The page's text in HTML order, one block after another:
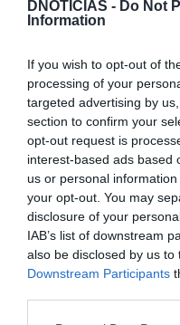
DNOTICIAS - Do Not
Information
If you wish to opt-out of
processing of your
targeted advertising by
section to confirm your
opt-out request is
interest-based ads based
us or personal
your opt-out. You may
disclosure of your
IAB’s list of downstream
also be disclosed by us to
Downstream Participants
800 |
SAVOY SIGNATURE
0 Comentários
Últimas